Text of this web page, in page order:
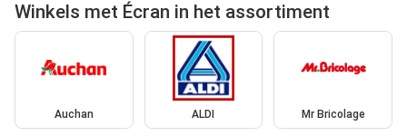
Winkels met Écran in het assortiment
Auchan ALDI Mr Bricolage